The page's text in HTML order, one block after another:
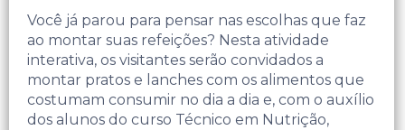
Você já parou para pensar nas escolhas que faz
ao montar suas refeições? Nesta atividade
interativa, os visitantes serão convidados a
montar pratos e lanches com os alimentos que
costumam consumir no dia a dia e, com o auxílio
dos alunos do curso Técnico em Nutrição,